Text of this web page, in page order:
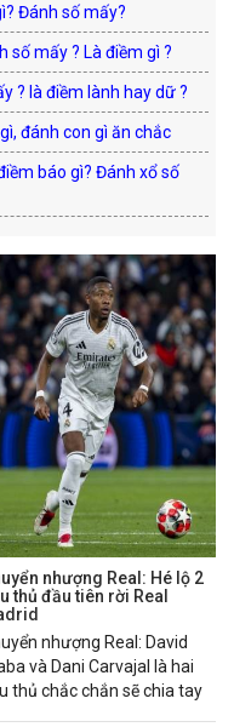
Đánh số mấy?
số mấy ? Là điềm gì ?
? là điềm lành hay dữ ?
đánh con gì ăn chắc
báo gì? Đánh xổ số
nhượng Real: Hé lộ 2
thủ đầu tiên rời Real
nhượng Real: David
và Dani Carvajal là hai
thủ chắc chắn sẽ chia tay